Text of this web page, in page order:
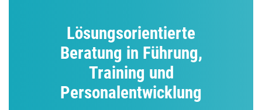
Lösungsorientierte
Beratung in Führung,
Training und
Personalentwicklung